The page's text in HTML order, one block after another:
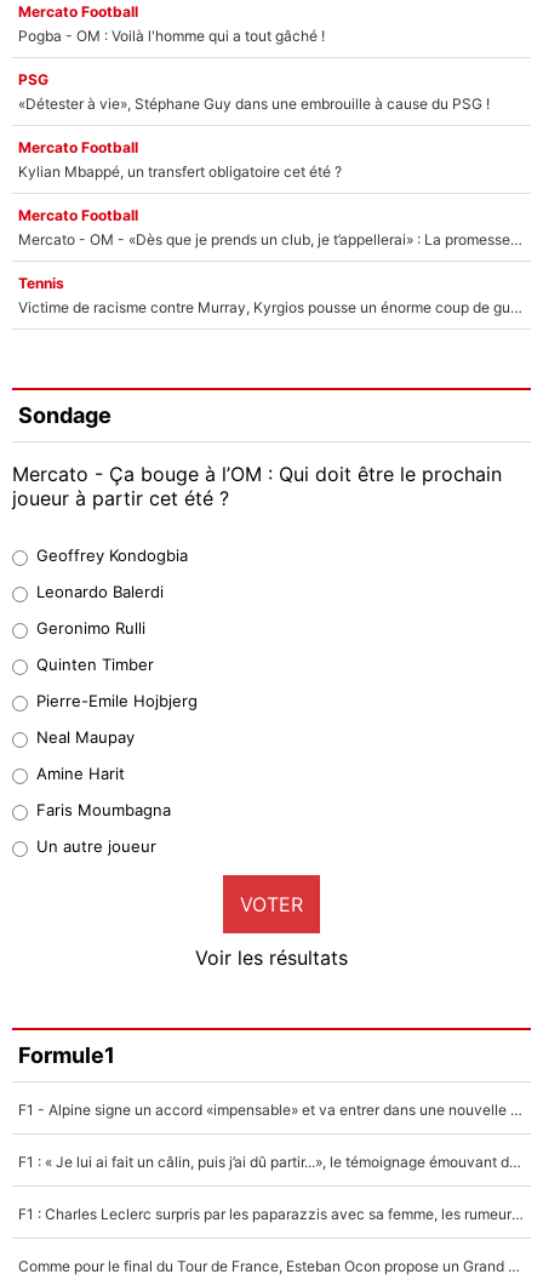
Mercato Football
Pogba - OM : Voilà l'homme qui a tout gâché !
PSG
«Détester à vie», Stéphane Guy dans une embrouille à cause du PSG !
Mercato Football
Kylian Mbappé, un transfert obligatoire cet été ?
Mercato Football
Mercato - OM - «Dès que je prends un club, je t’appellerai» : La promesse de Marcelino au moment de claquer la porte
Tennis
Victime de racisme contre Murray, Kyrgios pousse un énorme coup de gueule !
Sondage
Mercato - Ça bouge à l’OM : Qui doit être le prochain
joueur à partir cet été ?
38%
32%
5%
1%
9%
Faris Moumbagna
5%
Un autre joueur
5%
Geoffrey Kondogbia
Leonardo Balerdi
Geronimo Rulli
Quinten Timber
Pierre-Emile Hojbjerg
Neal Maupay
Amine Harit
Faris Moumbagna
Un autre joueur
VOTER
Voir les résultats
Formule1
F1 - Alpine signe un accord «impensable» et va entrer dans une nouvelle dimension : Grande nouvelle pour Pierre Gasly !
F1 : « Je lui ai fait un câlin, puis j’ai dû partir...», le témoignage émouvant de Max Verstappen sur sa fille
F1 : Charles Leclerc surpris par les paparazzis avec sa femme, les rumeurs étaient vraies !
Comme pour le final du Tour de France, Esteban Ocon propose un Grand Prix de Formule 1 à Paris : «Autour de l’Arc de Triomphe, ce serait génial» !